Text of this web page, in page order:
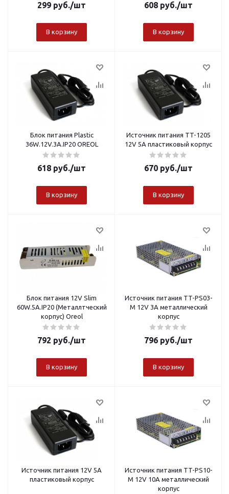
299 руб./шт
В корзину
608 руб./шт
В корзину
Блок питания Plastic
36W.12V.3A.IP20 OREOL
618 руб./шт
В корзину
Источник питания TT-1205
12V 5A пластиковый корпус
670 руб./шт
В корзину
Блок питания 12V Slim
60W.5A.IP20 (Металлтческий
корпус) Oreol
792 руб./шт
В корзину
Источник питания TT-PS03-
M 12V 3A металлический
корпус
796 руб./шт
В корзину
Источник питания 12V 5A
пластиковый корпус
Источник питания TT-PS10-
M 12V 10A металлический
корпус